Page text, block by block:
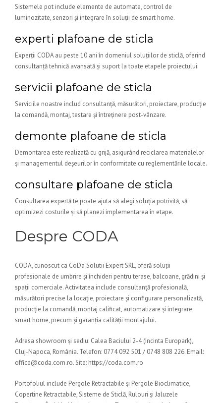
Sistemele pot include elemente de automate, control de
luminozitate, senzori și integrare în soluții de smart home.
experti plafoane de sticla
Experții CODA au peste 10 ani în domeniul soluțiilor de sticlă, oferind
consultanță tehnică avansată și suport la toate etapele proiectului.
servicii plafoane de sticla
Serviciile noastre includ consultanță, măsurători, proiectare, producție
la comandă, montaj, testare și întreținere post-vânzare.
demonte plafoane de sticla
Demontarea este realizată cu grijă, asigurând reciclarea materialelor
și managementul deșeurilor în conformitate cu reglementările locale.
consultare plafoane de sticla
Consultarea expertă te poate ajuta să alegi soluția potrivită, să
optimizezi costurile și să planezi implementarea în etape.
Despre CODA
CODA, cunoscut ca CoDa Solutii Expert SRL, oferă soluții
profesionale de umbrire și închideri pentru terase, balcoane, grădini și
spații comerciale. Activitatea include consultanță profesională,
măsurători precise la locație, proiectare și configurare personalizată,
producție la comandă, montaj calificat, automatizare și integrare
smart home, precum și garanția calității montajului.
Adresa showroom și sediu: Calea Baciului 2-4 (Incinta Europark),
Cluj-Napoca, România. Telefon: 0774 092 501 / 0748 808 226. Email:
office@coda.com.ro. Site: https://coda.com.ro
Portofoliul include Pergole Retractabile și Pergole Bioclimatice,
Copertine Retractabile, Sisteme de Sticlă, Rulouri și Jaluzele